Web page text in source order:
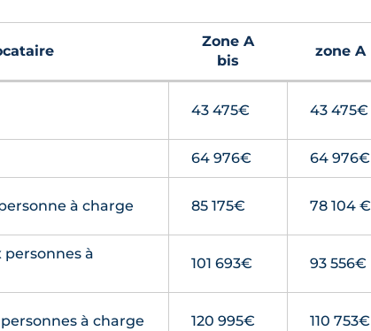
Zone A
bis
zone A
43 475€ 43 475€
64 976€ 64 976€
à charge 85 175€ 78 104 €
à
101 693€ 93 556€
à charge 120 995€ 110 753€